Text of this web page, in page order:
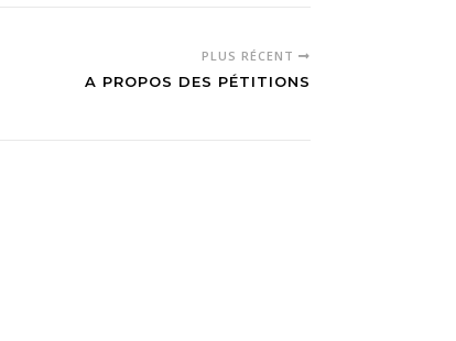
PLUS RÉCENT
A PROPOS DES PÉTITIONS